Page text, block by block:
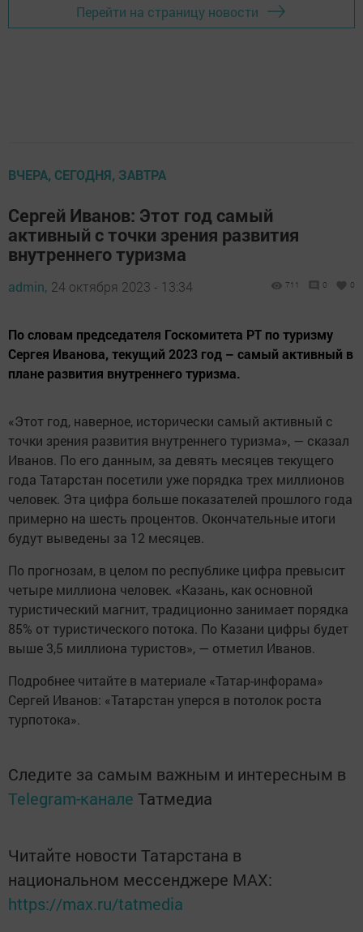
Перейти на страницу новости
ВЧЕРА, СЕГОДНЯ, ЗАВТРА
Сергей Иванов: Этот год самый
активный с точки зрения развития
внутреннего туризма
admin, 24 октября 2023 - 13:34 711 0 0
По словам председателя Госкомитета РТ по туризму
Сергея Иванова, текущий 2023 год – самый активный в
плане развития внутреннего туризма.
«Этот год, наверное, исторически самый активный с
точки зрения развития внутреннего туризма», — сказал
Иванов. По его данным, за девять месяцев текущего
года Татарстан посетили уже порядка трех миллионов
человек. Эта цифра больше показателей прошлого года
примерно на шесть процентов. Окончательные итоги
будут выведены за 12 месяцев.
По прогнозам, в целом по республике цифра превысит
четыре миллиона человек. «Казань, как основной
туристический магнит, традиционно занимает порядка
85% от туристического потока. По Казани цифры будет
выше 3,5 миллиона туристов», — отметил Иванов.
Подробнее читайте в материале «Татар-инфорама»
Сергей Иванов: «Татарстан уперся в потолок роста
турпотока».
Следите за самым важным и интересным в
Telegram-канале Татмедиа
Читайте новости Татарстана в
национальном мессенджере MАХ:
https://max.ru/tatmedia